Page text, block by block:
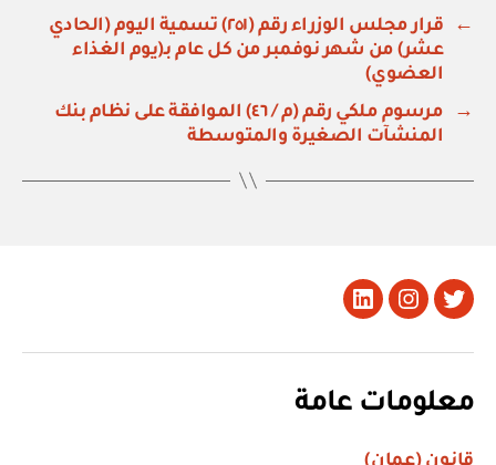
←
قرار مجلس الوزراء رقم (٢٥١) تسمية اليوم (الحادي
عشر) من شهر نوفمبر من كل عام بـ(يوم الغذاء
العضوي)
→
مرسوم ملكي رقم (م / ٤٦) الموافقة على نظام بنك
المنشآت الصغيرة والمتوسطة
تويتر Instagram
LinkedIn
معلومات عامة